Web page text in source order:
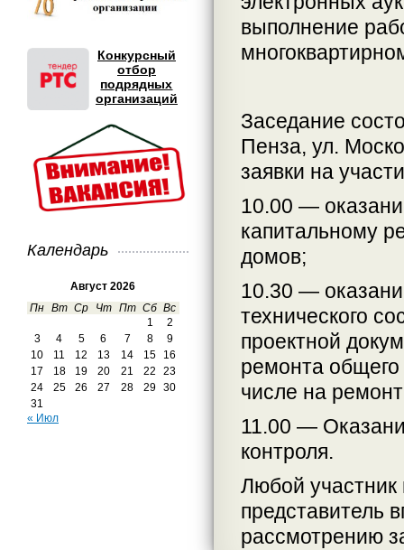
Конкурсный
отбор
подрядных
организаций
Календарь
Август 2026
Пн Вт Ср Чт Пт Сб Вс
1
2
3
4 5 6 7 8
9
10
11 12 13 14 15
16
17
18 19 20 21 22
23
24
25 26 27 28 29
30
31
« Июл
выполнение
Заседание
Пенза, ул.
заявки на
10.00 —
капитальному
домов;
10.30 —
технического
проектной
ремонта
числе на
11.00 —
контроля.
Любой участник
представитель
рассмотрению